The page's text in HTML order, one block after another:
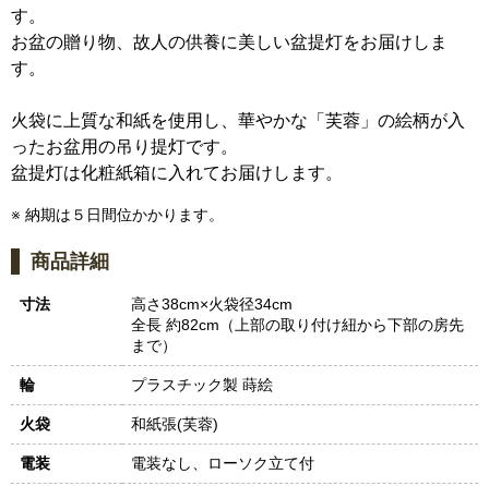
す。
お盆の贈り物、故人の供養に美しい盆提灯をお届けしま
す。
火袋に上質な和紙を使用し、華やかな「芙蓉」の絵柄が入
ったお盆用の吊り提灯です。
盆提灯は化粧紙箱に入れてお届けします。
※ 納期は５日間位かかります。
商品詳細
寸法
高さ38cm×火袋径34cm
全長 約82cm（上部の取り付け紐から下部の房先
まで）
輪 プラスチック製 蒔絵
火袋 和紙張(芙蓉)
電装 電装なし、ローソク立て付